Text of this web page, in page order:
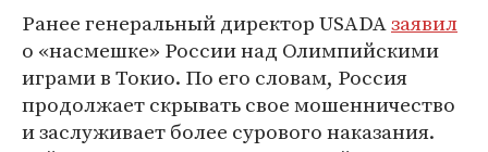
Ранее генеральный директор USADAзаявил
о «насмешке» России над Олимпийскими
играми в Токио. По его словам, Россия
продолжает скрывать свое мошенничество
и заслуживает более сурового наказания.